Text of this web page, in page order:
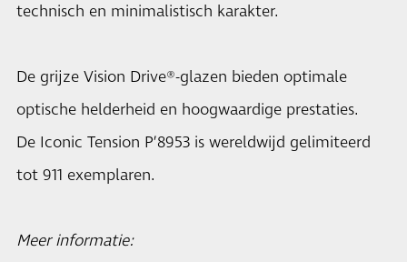
technisch en minimalistisch karakter.
De grijze Vision Drive®-glazen bieden optimale
optische helderheid en hoogwaardige prestaties.
De Iconic Tension P’8953 is wereldwijd gelimiteerd
tot 911 exemplaren.
Meer informatie: